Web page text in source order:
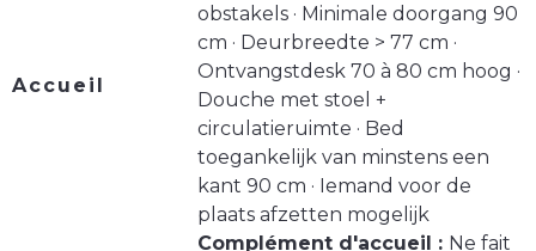
Accueil
obstakels · Minimale doorgang 90
cm · Deurbreedte > 77 cm ·
Ontvangstdesk 70 à 80 cm hoog ·
Douche met stoel +
circulatieruimte · Bed
toegankelijk van minstens een
kant 90 cm · Iemand voor de
plaats afzetten mogelijk
Complément d'accueil : Ne fait